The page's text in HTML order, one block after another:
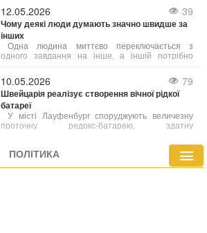
прогнозами вчених, хмара намагніченої плазми
досягне Землі вже у ніч на вівторок, що може
спричинити появу полярного сяйва.
12.05.2026 39
Чому деякі люди думають значно швидше за
інших
Одна людина миттєво переключається з
одного завдання на інше, а іншій потрібно
одразу схоплює суть ситуації, інший — крок за
кроком її аналізує. Що саме стоїть за цією
різницею у швидкості та гнучкості мислення?
10.05.2026 79
Швейцарія реалізує створення вічної рідкої
батареї
У місті Лауфенбург споруджують величезну
проточну редокс-батарею, здатну
ПОЛІТИКА